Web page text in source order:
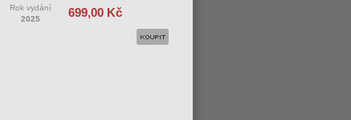
Rok vydání
2025
699,00 Kč